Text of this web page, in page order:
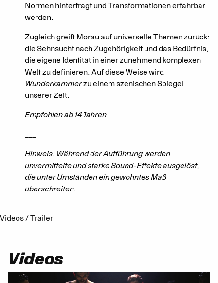
Normen hinterfragt und Transformationen erfahrbar
werden.
Zugleich greift Morau auf universelle Themen zurück:
die Sehnsucht nach Zugehörigkeit und das Bedürfnis,
die eigene Identität in einer zunehmend komplexen
Welt zu definieren. Auf diese Weise wird
Wunderkammerzu einem szenischen Spiegel
unserer Zeit.
Empfohlen ab 14 Jahren
Hinweis: Während der Aufführung werden
unvermittelte und starke Sound-Effekte ausgelöst,
die unter Umständen ein gewohntes Maß
überschreiten.
Videos / Trailer
Videos